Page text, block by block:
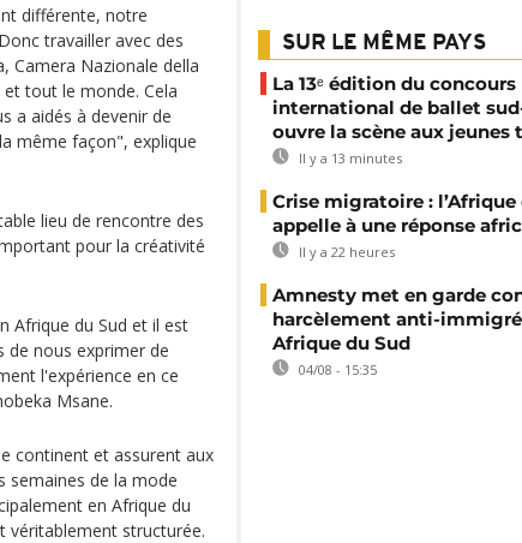
différente, notre
travailler avec des
Camera Nazionale della
tout le monde. Cela
a aidés à devenir de
même façon", explique
lieu de rencontre des
pour la créativité
Afrique du Sud et il est
nous exprimer de
l'expérience en ce
Msane.
continent et assurent aux
semaines de la mode
en Afrique du
véritablement structurée.
SUR LE MÊME PAYS
La 13ᵉ édition du concours
international de ballet
ouvre la scène aux jeunes
Il y a 13 minutes
Crise migratoire : l’Afrique
appelle à une réponse
Il y a 22 heures
Amnesty met en garde
harcèlement anti-
Afrique du Sud
04/08 - 15:35